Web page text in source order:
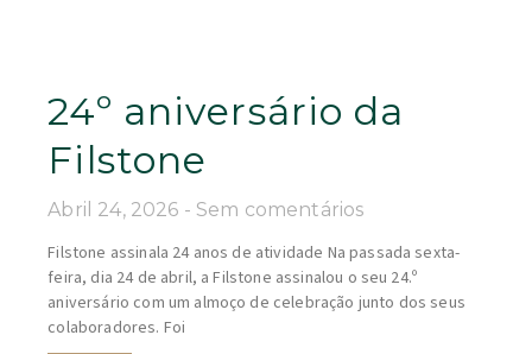
24º aniversário da
Filstone
Abril 24, 2026 Sem comentários
Filstone assinala 24 anos de atividade Na passada sexta-
feira, dia 24 de abril, a Filstone assinalou o seu 24.º
aniversário com um almoço de celebração junto dos seus
colaboradores. Foi